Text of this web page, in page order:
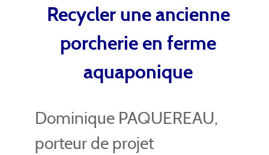
Recycler une ancienne
porcherie en ferme
aquaponique
Dominique PAQUEREAU,
porteur de projet